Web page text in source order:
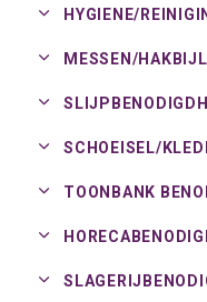
HYGIENE/
MESSEN/
SCHOEISEL/
TOONBANK